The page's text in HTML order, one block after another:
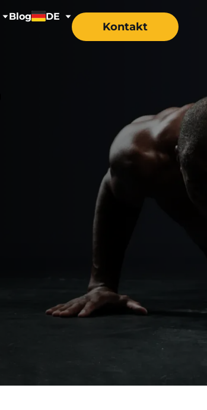
Blog DE
Kontakt